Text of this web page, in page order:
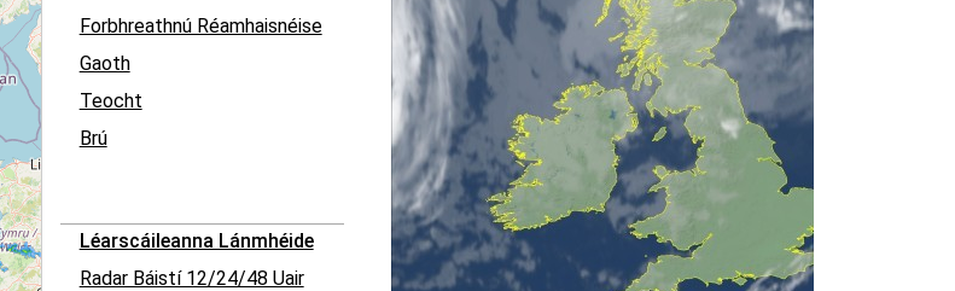
Forbhreathnú Réamhaisnéise
Gaoth
Teocht
Brú
Léarscáileanna Lánmhéide
Radar Báistí 12/24/48 Uair